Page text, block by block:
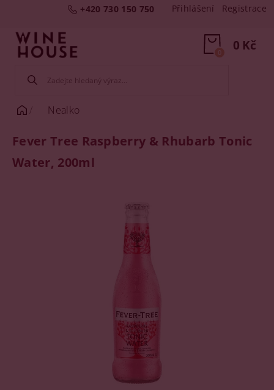
+420 730 150 750 Přihlášení Registrace
0 Kč
0
Nealko
Fever Tree Raspberry & Rhubarb Tonic
Water, 200ml